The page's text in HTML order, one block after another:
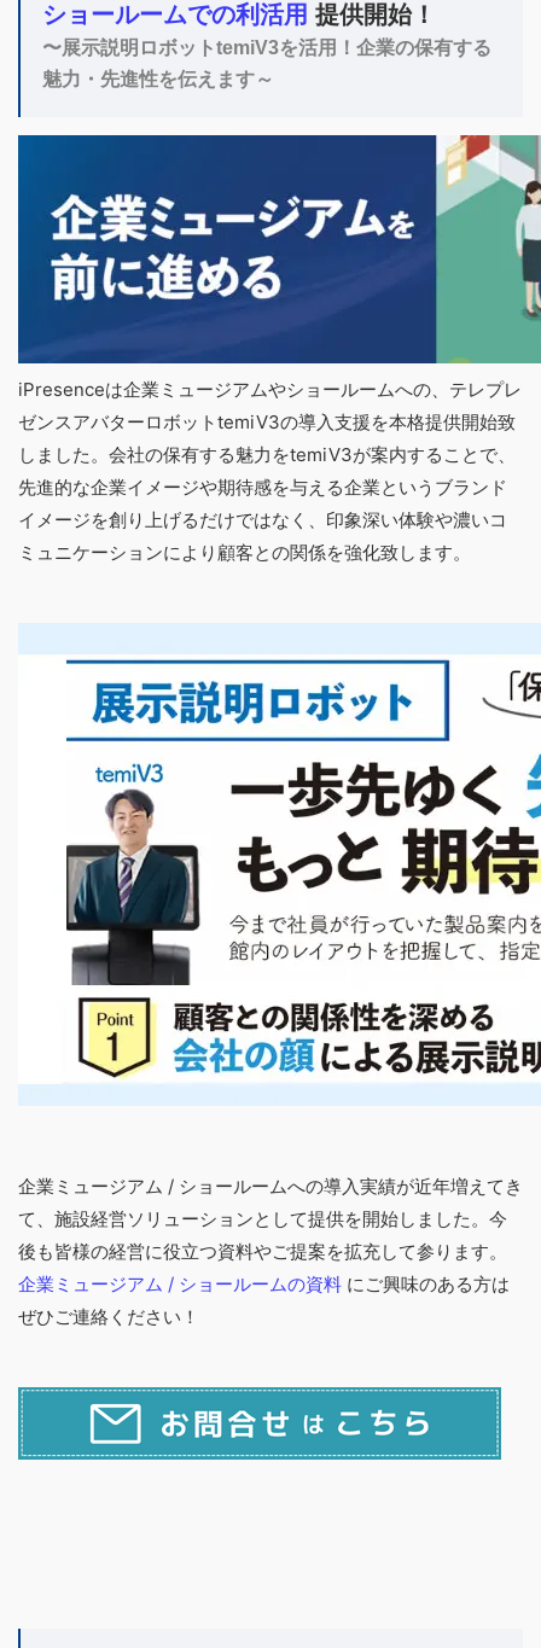
ショールームでの利活用 提供開始！
〜展示説明ロボットtemiV3を活用！企業の保有する
魅力・先進性を伝えます～
iPresenceは企業ミュージアムやショールームへの、テレプレ
ゼンスアバターロボットtemiV3の導入支援を本格提供開始致
しました。会社の保有する魅力をtemiV3が案内することで、
先進的な企業イメージや期待感を与える企業というブランド
イメージを創り上げるだけではなく、印象深い体験や濃いコ
ミュニケーションにより顧客との関係を強化致します。
企業ミュージアム / ショールームへの導入実績が近年増えてき
て、施設経営ソリューションとして提供を開始しました。今
後も皆様の経営に役立つ資料やご提案を拡充して参ります。
企業ミュージアム / ショールームの資料 にご興味のある方は
ぜひご連絡ください！